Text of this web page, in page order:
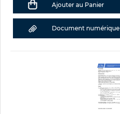
Ajouter au Panier
Document numérique